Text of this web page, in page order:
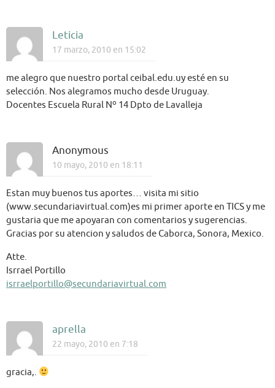
Leticia
17 marzo, 2010 en 15:02
me alegro que nuestro portal ceibal.edu.uy esté en su
selección. Nos alegramos mucho desde Uruguay.
Docentes Escuela Rural Nº 14 Dpto de Lavalleja
Anonymous
10 mayo, 2010 en 18:11
Estan muy buenos tus aportes… visita mi sitio
(www.secundariavirtual.com)es mi primer aporte en TICS y me
gustaria que me apoyaran con comentarios y sugerencias.
Gracias por su atencion y saludos de Caborca, Sonora, Mexico.
Atte.
Isrrael Portillo
isrraelportillo@secundariavirtual.com
aprella
22 mayo, 2010 en 7:18
gracia,.